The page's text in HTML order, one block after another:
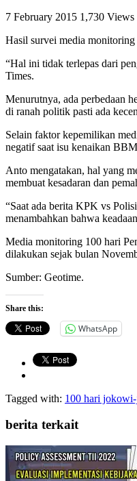
7 February 2015 1,730 Views
Hasil survei media
“Hal ini tidak terlepas dari
Times.
Menurutnya, ada perbedaan
di ranah politik pasti ada
Selain faktor kepemilikan
negatif saat isu kenaikan
Anto mengatakan, hal yang
membuat kesadaran dan
“Saat ada berita KPK vs
menambahkan bahwa
Media monitoring 100 hari
dilakukan sejak bulan
Sumber: Geotime.
Share this:
WhatsApp
Tagged with: 100 hari
berita terkait